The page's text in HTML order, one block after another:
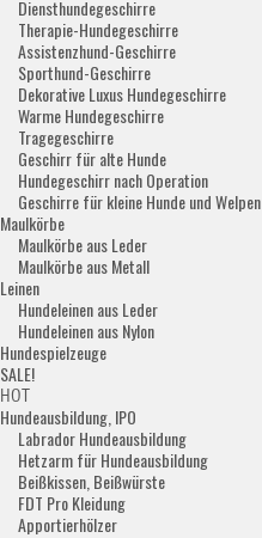
Diensthundegeschirre
Therapie-Hundegeschirre
Assistenzhund-Geschirre
Sporthund-Geschirre
Dekorative Luxus Hundegeschirre
Warme Hundegeschirre
Tragegeschirre
Geschirr für alte Hunde
Hundegeschirr nach Operation
Geschirre für kleine Hunde und Welpen
Maulkörbe
Maulkörbe aus Leder
Maulkörbe aus Metall
Leinen
Hundeleinen aus Leder
Hundeleinen aus Nylon
Hundespielzeuge
SALE!
HOT
Hundeausbildung, IPO
Labrador Hundeausbildung
Hetzarm für Hundeausbildung
Beißkissen, Beißwürste
FDT Pro Kleidung
Apportierhölzer